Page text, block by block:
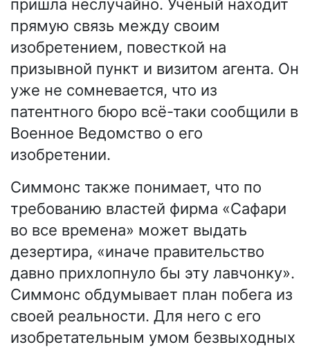
пришла неслучайно. Учёный находит
прямую связь между своим
изобретением, повесткой на
призывной пункт и визитом агента. Он
уже не сомневается, что из
патентного бюро всё-таки сообщили в
Военное Ведомство о его
изобретении.
Симмонс также понимает, что по
требованию властей фирма «Сафари
во все времена» может выдать
дезертира, «иначе правительство
давно прихлопнуло бы эту лавчонку».
Симмонс обдумывает план побега из
своей реальности. Для него с его
изобретательным умом безвыходных